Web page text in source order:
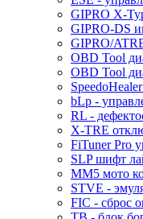
GIPRO X-
GIPRO-DS
GIPRO/
OBD Tool
OBD Tool
bLp -
RL -
X-TRE
FiTuner Pro
SLP шифт
MM5 мото
STVE -
FIC - сброс